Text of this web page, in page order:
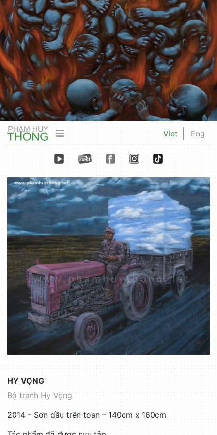
Viet Eng
HY VỌNG
Bộ tranh Hy Vọng
2014 – Sơn dầu trên toan – 140cm x 160cm